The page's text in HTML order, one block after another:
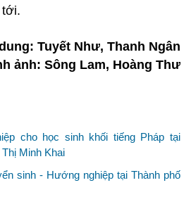
Tuyết Như, Thanh Ngân
ảnh: Sông Lam, Hoàng Thư
cho học sinh khối tiếng Pháp tại
Minh Khai
sinh - Hướng nghiệp tại Thành phố